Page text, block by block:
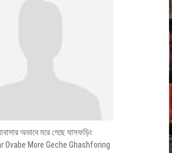
অভাবে মরে গেছে ঘাসফড়িং
Ovabe More Geche Ghashforing